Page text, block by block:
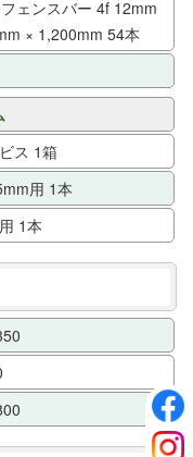
ェンスバー 4f 12mm
× 1,200mm 54本
ス 1箱
用 1本
1本